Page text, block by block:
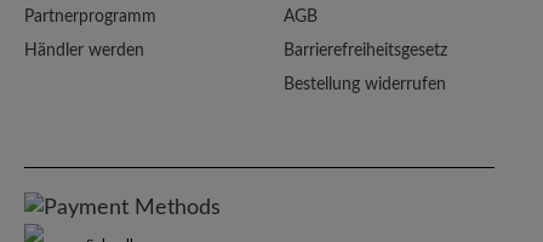
Partnerprogramm
Händler werden
AGB
Barrierefreiheitsgesetz
Bestellung widerrufen